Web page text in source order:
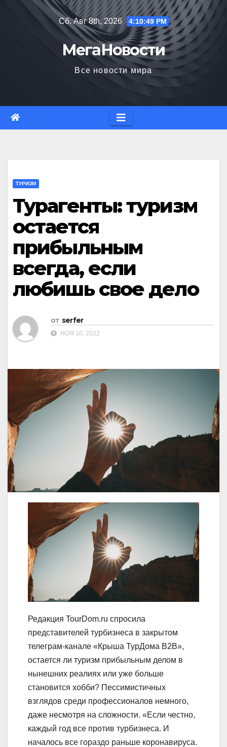
Сб. Авг 8th, 2026 4:10:50 PM
МегаНовости
Все новости мира
ТУРИЗМ
Турагенты: туризм
остается
прибыльным
всегда, если
любишь свое дело
от serfer
НОЯ 10, 2022
Редакция TourDom.ru спросила
представителей турбизнеса в закрытом
телеграм-канале «Крыша ТурДома B2B»,
остается ли туризм прибыльным делом в
нынешних реалиях или уже больше
становится хобби? Пессимистичных
взглядов среди профессионалов немного,
даже несмотря на сложности. «Если честно,
каждый год все против турбизнеса. И
началось все гораздо раньше коронавируса.